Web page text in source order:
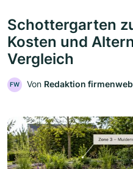
Schottergarten
Kosten und
Vergleich
FW Von Redaktion